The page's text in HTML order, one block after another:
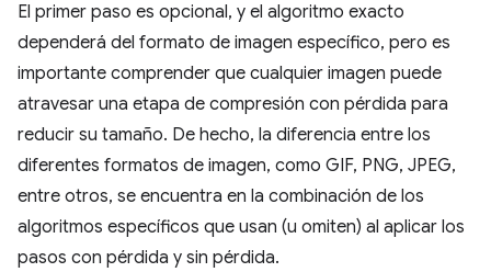
El primer paso es opcional, y el algoritmo exacto
dependerá del formato de imagen específico, pero es
importante comprender que cualquier imagen puede
atravesar una etapa de compresión con pérdida para
reducir su tamaño. De hecho, la diferencia entre los
diferentes formatos de imagen, como GIF, PNG, JPEG,
entre otros, se encuentra en la combinación de los
algoritmos específicos que usan (u omiten) al aplicar los
pasos con pérdida y sin pérdida.